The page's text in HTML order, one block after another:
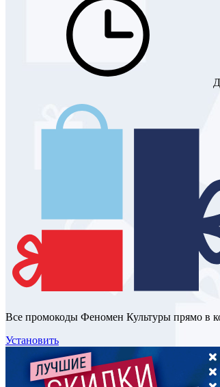
Все промокоды Феномен Культуры прямо в
Установить